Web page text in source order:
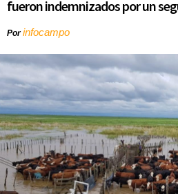
fueron indemnizados por un
Porinfocampo